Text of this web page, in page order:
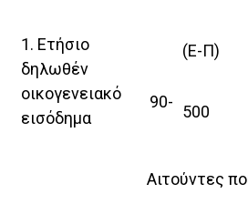
1. Ετήσιο
δηλωθέν
οικογενειακό
εισόδημα
90-
(Ε-Π)
500
Αιτούντες